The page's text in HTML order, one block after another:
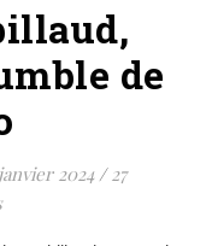
de
2024 / 27